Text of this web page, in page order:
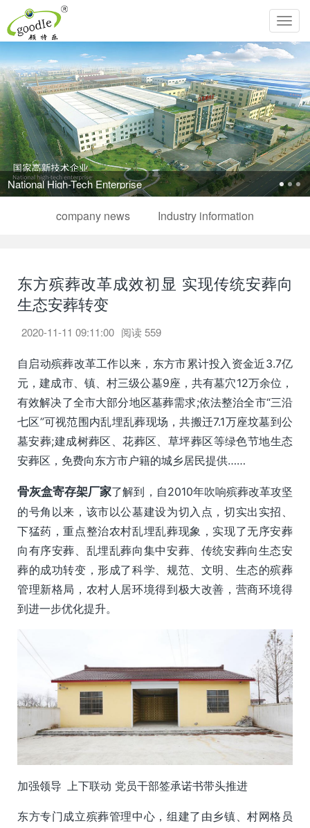
National High-Tech Enterprise
company news Industry information
东方殡葬改革成效初显 实现传统安葬向
生态安葬转变
2020-11-11 09:11:00 阅读559
自启动殡葬改革工作以来，东方市累计投入资金近3.7亿
元，建成市、镇、村三级公墓9座，共有墓穴12万余位，
有效解决了全市大部分地区墓葬需求;依法整治全市“三沿
七区”可视范围内乱埋乱葬现场，共搬迁7.1万座坟墓到公
墓安葬;建成树葬区、花葬区、草坪葬区等绿色节地生态
安葬区，免费向东方市户籍的城乡居民提供……
骨灰盒寄存架厂家了解到，自2010年吹响殡葬改革攻坚
的号角以来，该市以公墓建设为切入点，切实出实招、
下猛药，重点整治农村乱埋乱葬现象，实现了无序安葬
向有序安葬、乱埋乱葬向集中安葬、传统安葬向生态安
葬的成功转变，形成了科学、规范、文明、生态的殡葬
管理新格局，农村人居环境得到极大改善，营商环境得
到进一步优化提升。
加强领导 上下联动 党员干部签承诺书带头推进
东方专门成立殡葬管理中心，组建了由乡镇、村网格员